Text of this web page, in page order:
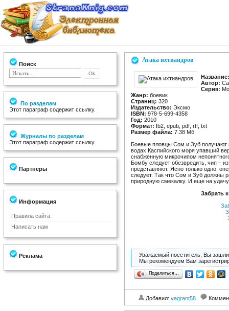
Поиск
По разделам
Этот параграф содержит ссылку.
Журналы по разделам
Этот параграф содержит ссылку.
Партнеры
Информация
Правила сайта
Написать нам
Реклама
Атака ихтиандров
Название:
Автор:
Серия:
Жанр: боевик
Страниц: 320
Издательство: Эксмо
ISBN: 978-5-699-4358
Год: 2010
Формат: fb2, epub, pdf, rtf, txt
Размер файла: 7.38 Мб
Боевые пловцы Сом и Зуб получают
водах Каспийского моря упавший
снабженную микрочипом
Бомбу следует обезвредить, чип –
представляют. Ясно только одно:
следует. Так что Сом и Зуб должны
природную смекалку. И еще на
Забрать
Уважаемый посетитель, Вы зашли
Мы рекомендуем Вам
Поделиться…
Добавил: vagrant58